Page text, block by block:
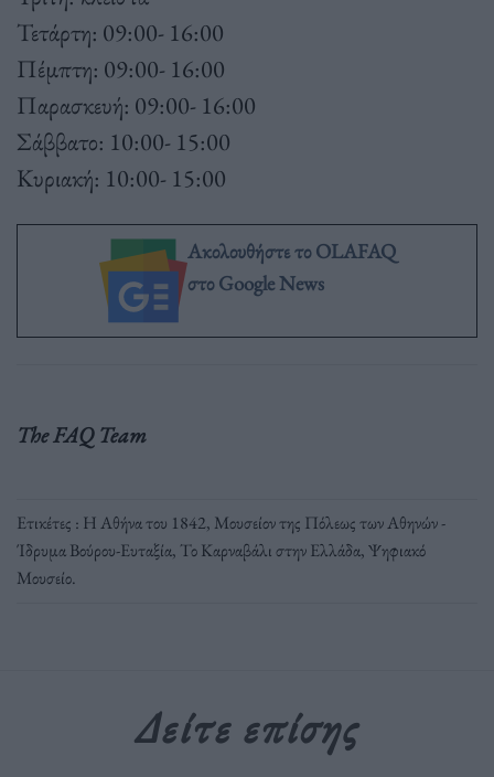
Τετάρτη: 09:00- 16:00
Πέμπτη: 09:00- 16:00
Παρασκευή: 09:00- 16:00
Σάββατο: 10:00- 15:00
Κυριακή: 10:00- 15:00
Ακολουθήστε το OLAFAQ
στο Google News
The FAQ Team
Ετικέτες : Η Αθήνα του 1842, Μουσείον της Πόλεως των Αθηνών -
Ίδρυμα Βούρου-Ευταξία, Το Καρναβάλι στην Ελλάδα,Ψηφιακό
Μουσείο.
Δείτε επίσης